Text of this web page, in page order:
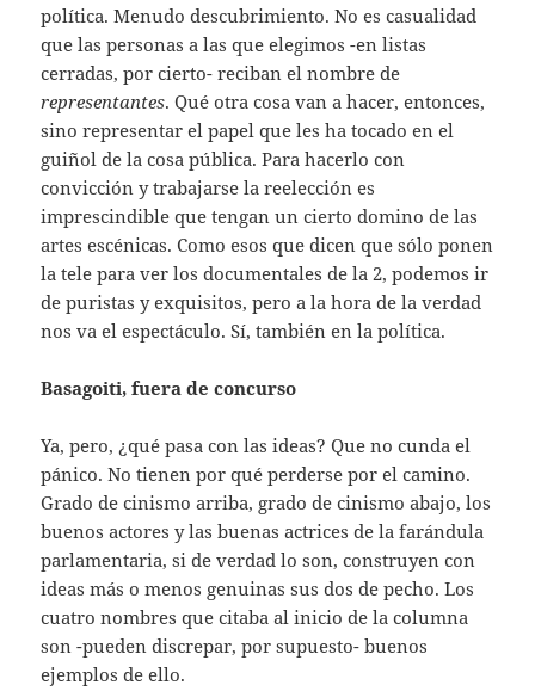
política. Menudo descubrimiento. No es casualidad
que las personas a las que elegimos -en listas
cerradas, por cierto- reciban el nombre de
representantes. Qué otra cosa van a hacer, entonces,
sino representar el papel que les ha tocado en el
guiñol de la cosa pública. Para hacerlo con
convicción y trabajarse la reelección es
imprescindible que tengan un cierto domino de las
artes escénicas. Como esos que dicen que sólo ponen
la tele para ver los documentales de la 2, podemos ir
de puristas y exquisitos, pero a la hora de la verdad
nos va el espectáculo. Sí, también en la política.
Basagoiti, fuera de concurso
Ya, pero, ¿qué pasa con las ideas? Que no cunda el
pánico. No tienen por qué perderse por el camino.
Grado de cinismo arriba, grado de cinismo abajo, los
buenos actores y las buenas actrices de la farándula
parlamentaria, si de verdad lo son, construyen con
ideas más o menos genuinas sus dos de pecho. Los
cuatro nombres que citaba al inicio de la columna
son -pueden discrepar, por supuesto- buenos
ejemplos de ello.